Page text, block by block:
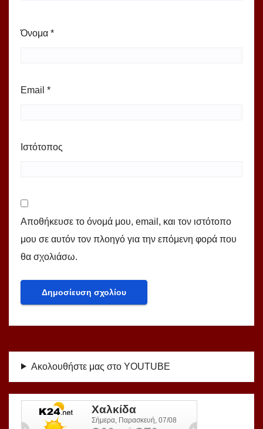
Όνομα *
Email *
Ιστότοπος
Αποθήκευσε το όνομά μου, email, και τον ιστότοπο
μου σε αυτόν τον πλοηγό για την επόμενη φορά που
θα σχολιάσω.
Ακολουθήστε μας στο YOUTUBE